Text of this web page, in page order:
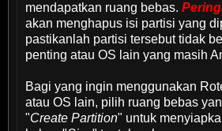
mendapatkan ruang bebas.
akan menghapus isi partisi yang
pastikanlah partisi tersebut tidak
penting atau OS lain yang masih
Bagi yang ingin menggunakan
atau OS lain, pilih ruang bebas
"Create Partition" untuk